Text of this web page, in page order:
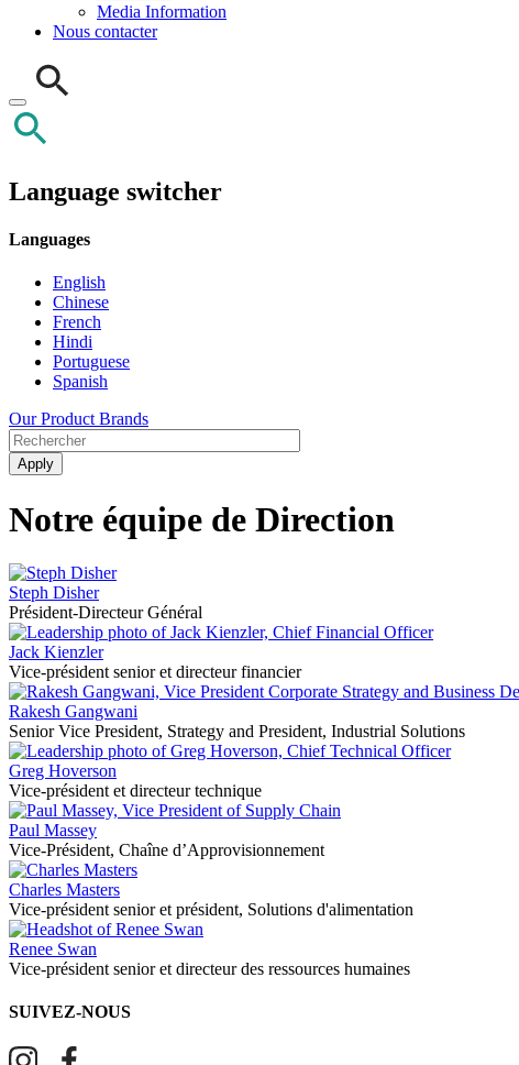
Media Information
Nous contacter
Language switcher
Languages
English
Chinese
French
Hindi
Portuguese
Spanish
Our Product Brands
Notre équipe de Direction
Steph Disher
Président-Directeur Général
Jack Kienzler
Vice-président senior et directeur financier
Rakesh Gangwani
Senior Vice President, Strategy and President, Industrial Solutions
Greg Hoverson
Vice-président et directeur technique
Paul Massey
Vice-Président, Chaîne d’Approvisionnement
Charles Masters
Vice-président senior et président, Solutions d'alimentation
Renee Swan
Vice-président senior et directeur des ressources humaines
SUIVEZ-NOUS